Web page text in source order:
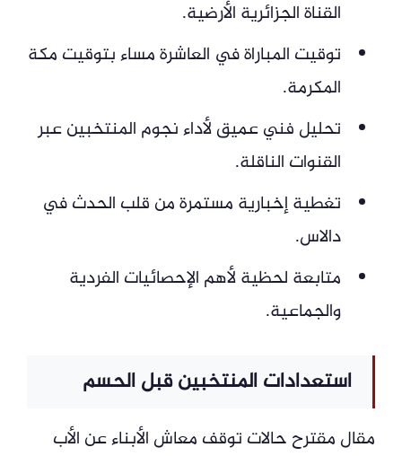
القناة الجزائرية الأرضية.
توقيت المباراة في العاشرة مساء بتوقيت مكة
المكرمة.
تحليل فني عميق لأداء نجوم المنتخبين عبر
القنوات الناقلة.
تغطية إخبارية مستمرة من قلب الحدث في
دالاس.
متابعة لحظية لأهم الإحصائيات الفردية
والجماعية.
استعدادات المنتخبين قبل الحسم
مقال مقترح حالات توقف معاش الأبناء عن الأب